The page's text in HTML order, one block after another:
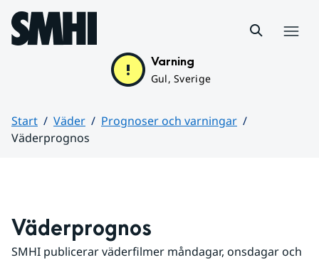
Hoppa till sidans innehåll
Varning
Gul, Sverige
Start Väder
Prognoser och varningar
Väderprognos
Väderprognos
SMHI publicerar väderfilmer måndagar, onsdagar och